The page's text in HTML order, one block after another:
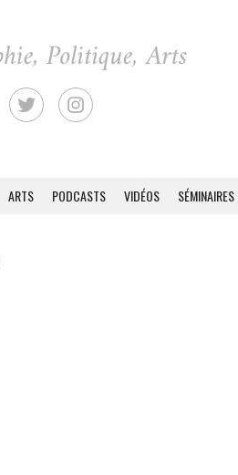
ARTS PODCASTS VIDÉOS SÉMINAIRES